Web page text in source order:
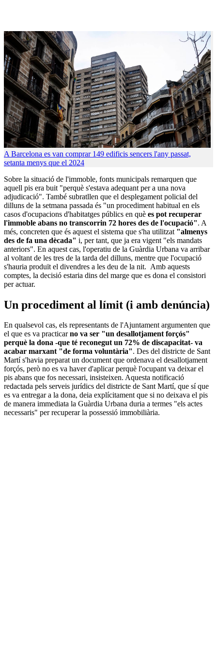
A Barcelona es van comprar 149 edificis sencers l'any passat,
setanta menys que el 2024
Sobre la situació de l'immoble, fonts municipals remarquen que
aquell pis era buit "perquè s'estava adequant per a una nova
adjudicació". També subratllen que el desplegament policial del
dilluns de la setmana passada és "un procediment habitual en els
casos d'ocupacions d'habitatges públics en què es pot recuperar
l'immoble abans no transcorrin 72 hores des de l'ocupació". A
més, concreten que és aquest el sistema que s'ha utilitzat "almenys
des de fa una dècada" i, per tant, que ja era vigent "els mandats
anteriors". En aquest cas, l'operatiu de la Guàrdia Urbana va arribar
al voltant de les tres de la tarda del dilluns, mentre que l'ocupació
s'hauria produït el divendres a les deu de la nit. Amb aquests
comptes, la decisió estaria dins del marge que es dona el consistori
per actuar.
Un procediment al límit (i amb denúncia)
En qualsevol cas, els representants de l'Ajuntament argumenten que
el que es va practicarno va ser "un desallotjament forçós"
perquè la dona -que té reconegut un 72% de discapacitat- va
acabar marxant "de forma voluntària". Des del districte de Sant
Martí s'havia preparat un document que ordenava el desallotjament
forçós, però no es va haver d'aplicar perquè l'ocupant va deixar el
pis abans que fos necessari, insisteixen. Aquesta notificació
redactada pels serveis jurídics del districte de Sant Martí, que sí que
es va entregar a la dona, deia explícitament que si no deixava el pis
de manera immediata la Guàrdia Urbana duria a termes "els actes
necessaris" per recuperar la possessió immobiliària.